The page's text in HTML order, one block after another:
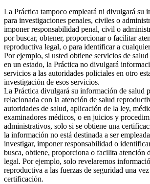
La Práctica tampoco empleará ni divulgará su
para investigaciones penales, civiles o
imponer responsabilidad penal, civil o
por buscar, obtener, proporcionar o facilitar
reproductiva legal, o para identificar a
Por ejemplo, si usted obtiene servicios de
en un estado, la Práctica no divulgará
servicios a las autoridades policiales en otro
investigación de esos servicios.
La Práctica divulgará su información de salud
relacionada con la atención de salud
autoridades de salud, aplicación de la ley,
examinadores médicos, o en juicios y
administrativos, solo si se obtiene una
la información no está destinada a ser
investigar, imponer responsabilidad o
busca, obtiene, proporciona o facilita atención
legal. Por ejemplo, solo revelaremos
reproductiva a las fuerzas de seguridad una
certificación.